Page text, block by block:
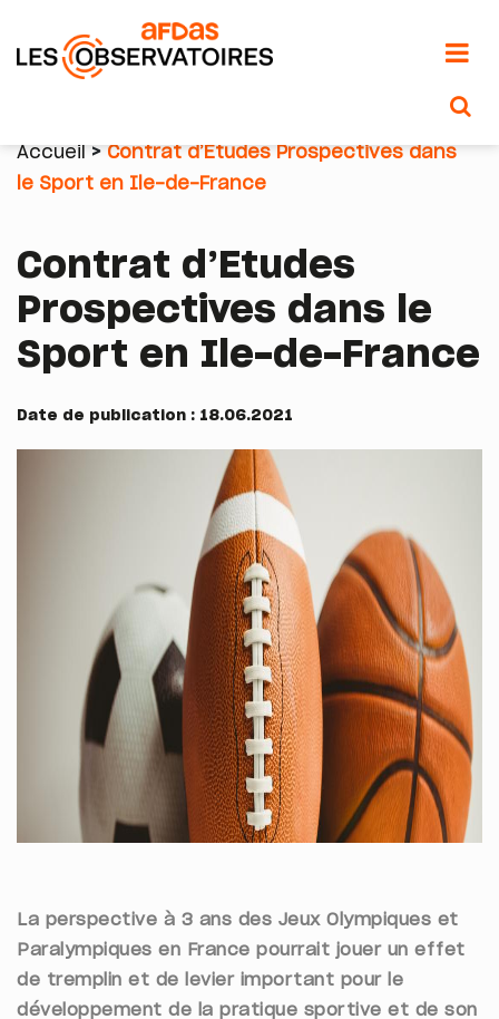
au
contenu
d'Ariane
Accueil
Contrat d’Etudes Prospectives dans
le Sport en Ile-de-France
Contrat d’Etudes
Prospectives dans le
Sport en Ile-de-France
Date de publication : 18.06.2021
La perspective à 3 ans des Jeux Olympiques et
Paralympiques en France pourrait jouer un effet
de tremplin et de levier important pour le
développement de la pratique sportive et de son